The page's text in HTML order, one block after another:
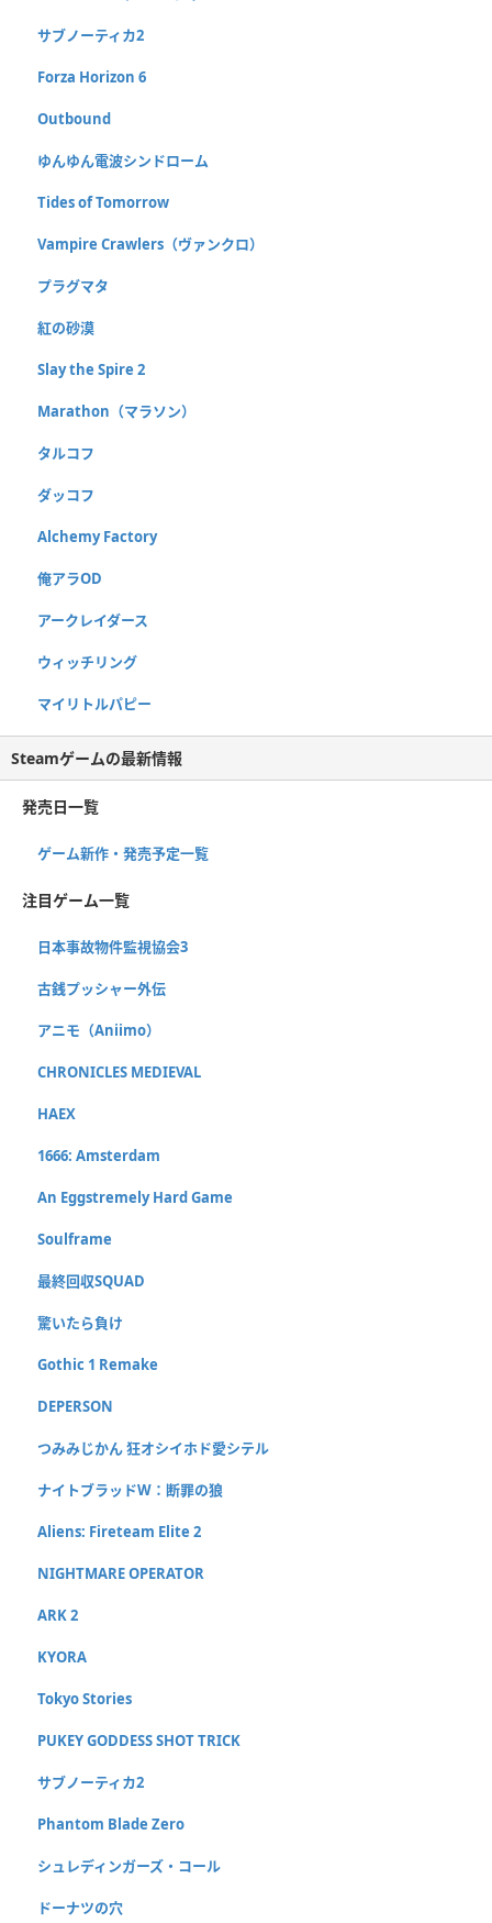
サブノーティカ2
Forza Horizon 6
Outbound
ゆんゆん電波シンドローム
Tides of Tomorrow
Vampire Crawlers（ヴァンクロ）
プラグマタ
紅の砂漠
Slay the Spire 2
Marathon（マラソン）
タルコフ
ダッコフ
Alchemy Factory
俺アラOD
アークレイダース
ウィッチリング
マイリトルパピー
Steamゲームの最新情報
発売日一覧
ゲーム新作・発売予定一覧
注目ゲーム一覧
日本事故物件監視協会3
古銭プッシャー外伝
アニモ（Aniimo）
CHRONICLES MEDIEVAL
HAEX
1666: Amsterdam
An Eggstremely Hard Game
Soulframe
最終回収SQUAD
驚いたら負け
Gothic 1 Remake
DEPERSON
つみみじかん 狂オシイホド愛シテル
ナイトブラッドW：断罪の狼
Aliens: Fireteam Elite 2
NIGHTMARE OPERATOR
ARK 2
KYORA
Tokyo Stories
PUKEY GODDESS SHOT TRICK
サブノーティカ2
Phantom Blade Zero
シュレディンガーズ・コール
ドーナツの穴